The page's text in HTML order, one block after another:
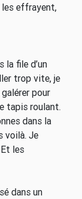
les effrayent,
la file d’un
trop vite, je
pour
tapis roulant.
dans la
voilà. Je
les
dans un